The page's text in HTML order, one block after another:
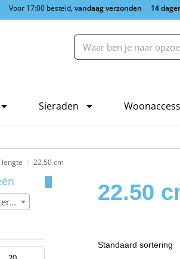
Voor 17:00 besteld,vandaag verzonden 14
Sieraden
lengte / 22.50 cm
22.50
Een categorie selecteren